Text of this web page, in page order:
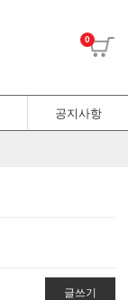
0
공지사항
글쓰기